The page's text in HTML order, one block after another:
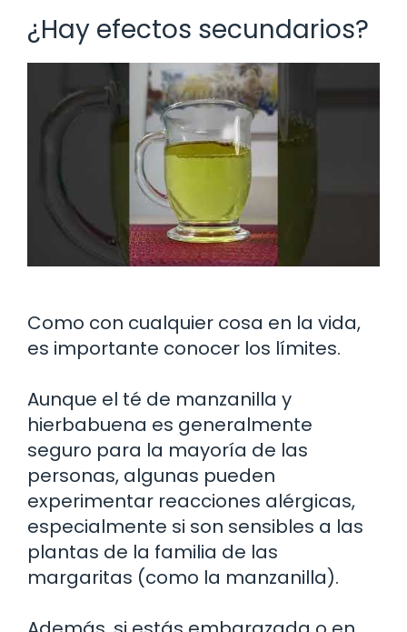
¿Hay efectos secundarios?
Como con cualquier cosa en la vida,
es importante conocer los límites.
Aunque el té de manzanilla y
hierbabuena es generalmente
seguro para la mayoría de las
personas, algunas pueden
experimentar reacciones alérgicas,
especialmente si son sensibles a las
plantas de la familia de las
margaritas (como la manzanilla).